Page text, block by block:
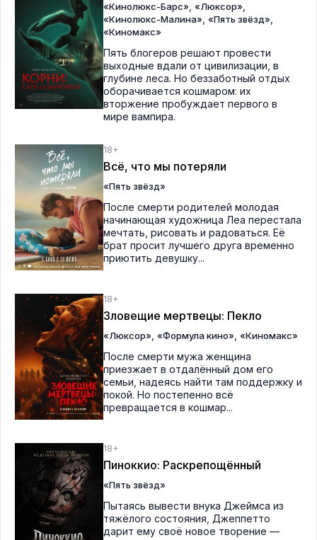
«Кинолюкс-Барс» «Люксор»
«Кинолюкс-Малина» «Пять звёзд»
«Киномакс»
Пять блогеров решают провести
выходные вдали от цивилизации, в
глубине леса. Но беззаботный отдых
оборачивается кошмаром: их
вторжение пробуждает первого в
мире вампира.
18+
Всё, что мы потеряли
«Пять звёзд»
После смерти родителей молодая
начинающая художница Леа перестала
мечтать, рисовать и радоваться. Её
брат просит лучшего друга временно
приютить девушку...
18+
Зловещие мертвецы: Пекло
«Люксор» «Формула кино» «Киномакс»
После смерти мужа женщина
приезжает в отдалённый дом его
семьи, надеясь найти там поддержку и
покой. Но постепенно всё
превращается в кошмар...
18+
Пиноккио: Раскрепощённый
«Пять звёзд»
Пытаясь вывести внука Джеймса из
тяжёлого состояния, Джеппетто
дарит ему своё новое творение —